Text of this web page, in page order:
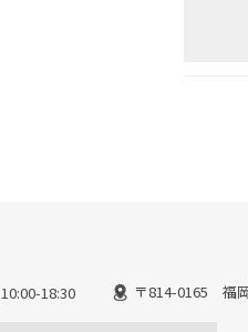
10:00-18:30 〒814-0165 福